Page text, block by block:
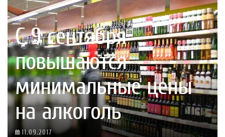
С 9 сентября
повышаются
минимальные цены
на алкоголь
11.09.2017